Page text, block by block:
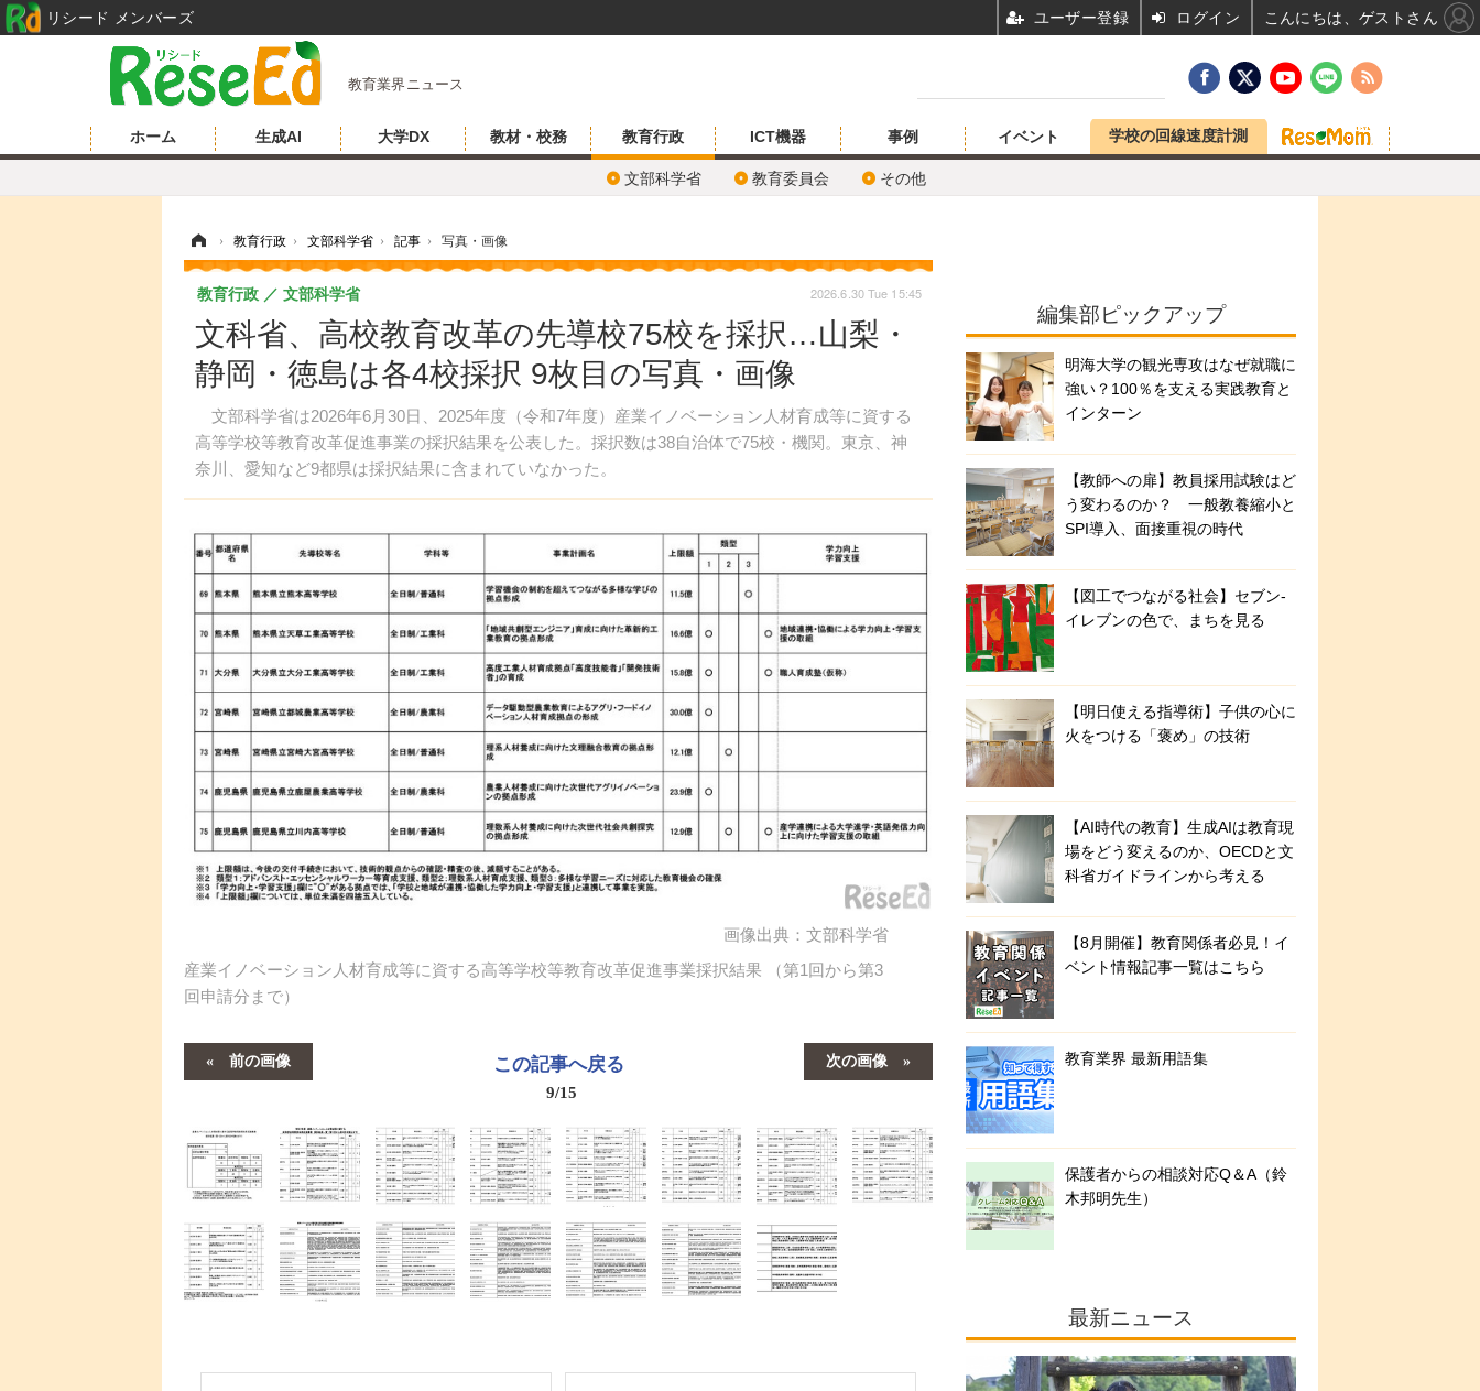
教育業界ニュース
ホーム 生成AI 大学DX 教材・校務 教育行政
文部科学省 教育委員会 その他
ICT機器 事例 イベント 学校の回線速度計測
› 教育行政 › 文部科学省 › 記事 › 写真・画像
文科省、高校教育改革の先導校75校を採択…山梨・
静岡・徳島は各4校採択 9枚目の写真・画像
文部科学省は2026年6月30日、2025年度（令和7年度）産業イノベーション人材育成等に資する
高等学校等教育改革促進事業の採択結果を公表した。採択数は38自治体で75校・機関。東京、神
奈川、愛知など9都県は採択結果に含まれていなかった。
教育行政 文部科学省 2026.6.30 Tue 15:45
画像出典：文部科学省
産業イノベーション人材育成等に資する高等学校等教育改革促進事業採択結果 （第1回から第3
回申請分まで）
前の画像 次の画像
この記事へ戻る
9/15
編集部ピックアップ
明海大学の観光専攻はなぜ就職に
強い？100％を支える実践教育と
インターン
【教師への扉】教員採用試験はど
う変わるのか？ 一般教養縮小と
SPI導入、面接重視の時代
【図工でつながる社会】セブン‐
イレブンの色で、まちを見る
【明日使える指導術】子供の心に
火をつける「褒め」の技術
【AI時代の教育】生成AIは教育現
場をどう変えるのか、OECDと文
科省ガイドラインから考える
【8月開催】教育関係者必見！イ
ベント情報記事一覧はこちら
教育業界 最新用語集
保護者からの相談対応Q＆A（鈴
木邦明先生）
最新ニュース
リシード メンバーズ ユーザー登録 ログイン こんにちは、ゲストさん